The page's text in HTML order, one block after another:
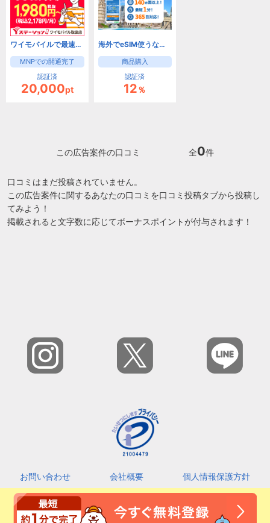
ワイモバイルで最速キャッシュバック！Yステーション
MNPでの開通完了
認証済
20,000pt
海外でeSIM使うなら【エアトリeSIM】
商品購入
認証済
12％
この広告案件の口コミ 全0件
口コミはまだ投稿されていません。
この広告案件に関するあなたの口コミを口コミ投稿タブから投稿し
てみよう！
掲載されると文字数に応じてボーナスポイントが付与されます！
お問い合わせ 会社概要
個人情報保護方針
カスタマーハラスメントに対する基本指針
利用規約
2026 © Amefri